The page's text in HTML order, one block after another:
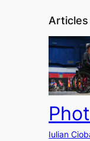
Iulian